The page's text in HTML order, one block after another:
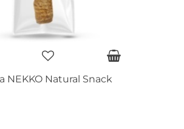
NEKKO Natural Snack